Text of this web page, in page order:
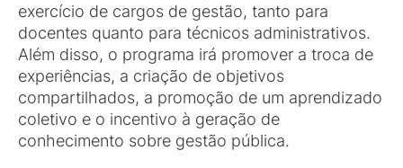
exercício de cargos de gestão, tanto para
docentes quanto para técnicos administrativos.
Além disso, o programa irá promover a troca de
experiências, a criação de objetivos
compartilhados, a promoção de um aprendizado
coletivo e o incentivo à geração de
conhecimento sobre gestão pública.